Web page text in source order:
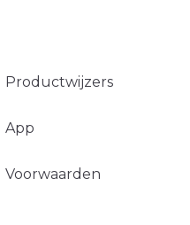
Productwijzers
App
Voorwaarden